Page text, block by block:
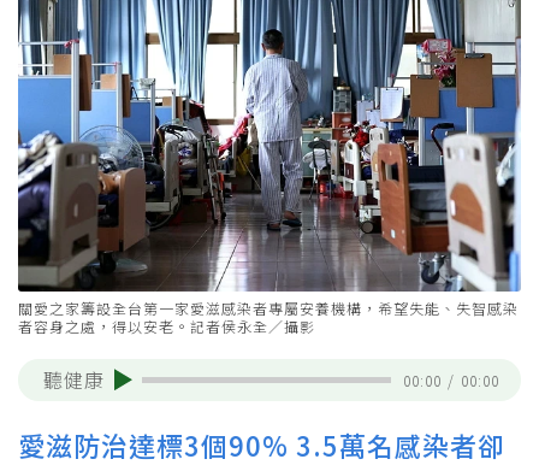
關愛之家籌設全台第一家愛滋感染者專屬安養機構，希望失能、失智感染
者容身之處，得以安老。記者侯永全／攝影
聽健康 00:00 / 00:00
愛滋防治達標3個90% 3.5萬名感染者卻